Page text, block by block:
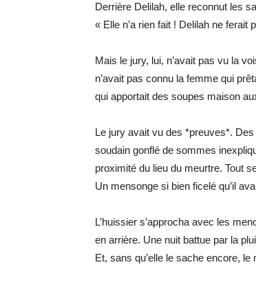
Derrière Delilah, elle reconnut les
« Elle n’a rien fait ! Delilah ne ferait
Mais le jury, lui, n’avait pas vu la
n’avait pas connu la femme qui
qui apportait des soupes maison
Le jury avait vu des *preuves*.
soudain gonflé de sommes
proximité du lieu du meurtre. Tout
Un mensonge si bien ficelé qu’il
L’huissier s’approcha avec les
en arrière. Une nuit battue par la
Et, sans qu’elle le sache encore,